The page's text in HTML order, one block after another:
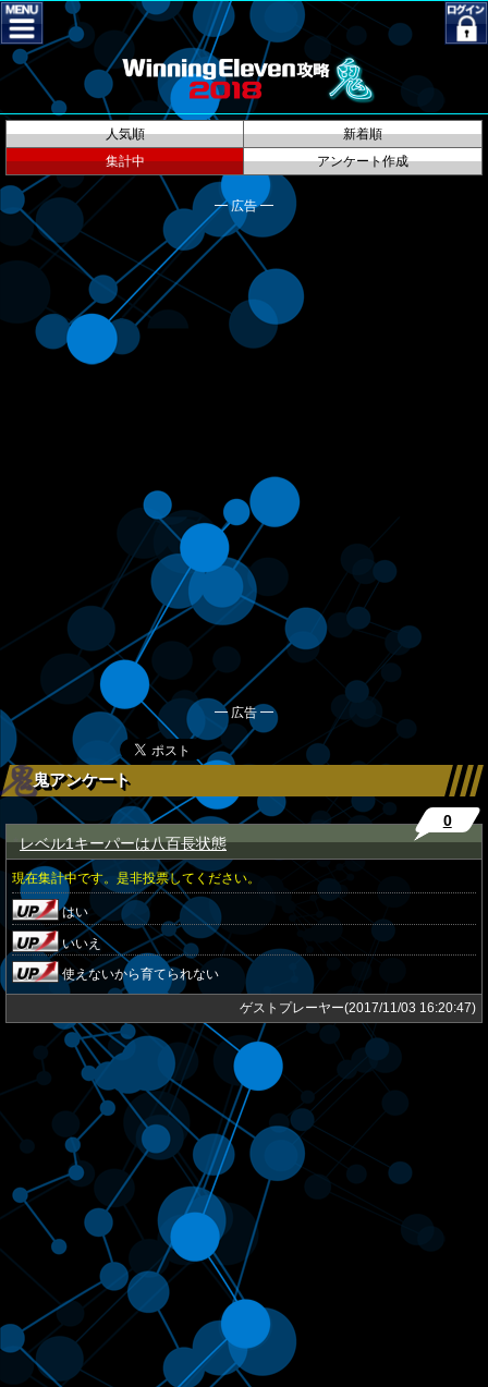
人気順
新着順
集計中
アンケート作成
━ 広告 ━
━ 広告 ━
鬼アンケート
レベル1キーパーは八百長状態
0
現在集計中です。是非投票してください。
はい
いいえ
使えないから育てられない
ゲストプレーヤー(2017/11/03 16:20:47)